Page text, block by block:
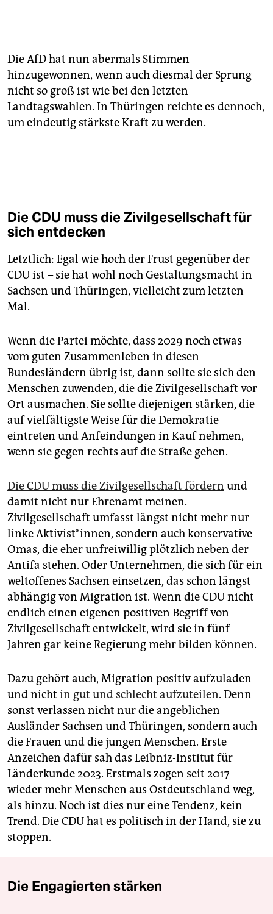
Die AfD hat nun abermals Stimmen
hinzugewonnen, wenn auch diesmal der Sprung
nicht so groß ist wie bei den letzten
Landtagswahlen. In Thüringen reichte es dennoch,
um eindeutig stärkste Kraft zu werden.
Die CDU muss die Zivilgesellschaft für
sich entdecken
Letztlich: Egal wie hoch der Frust gegenüber der
CDU ist – sie hat wohl noch Gestaltungsmacht in
Sachsen und Thüringen, vielleicht zum letzten
Mal.
Wenn die Partei möchte, dass 2029 noch etwas
vom guten Zusammenleben in diesen
Bundesländern übrig ist, dann sollte sie sich den
Menschen zuwenden, die die Zivilgesellschaft vor
Ort ausmachen. Sie sollte diejenigen stärken, die
auf vielfältigste Weise für die Demokratie
eintreten und Anfeindungen in Kauf nehmen,
wenn sie gegen rechts auf die Straße gehen.
Die CDU muss die Zivilgesellschaft fördern und
damit nicht nur Ehrenamt meinen.
Zivilgesellschaft umfasst längst nicht mehr nur
linke Aktivist*innen, sondern auch konservative
Omas, die eher unfreiwillig plötzlich neben der
Antifa stehen. Oder Unternehmen, die sich für ein
weltoffenes Sachsen einsetzen, das schon längst
abhängig von Migration ist. Wenn die CDU nicht
endlich einen eigenen positiven Begriff von
Zivilgesellschaft entwickelt, wird sie in fünf
Jahren gar keine Regierung mehr bilden können.
Dazu gehört auch, Migration positiv aufzuladen
und nicht in gut und schlecht aufzuteilen. Denn
sonst verlassen nicht nur die angeblichen
Ausländer Sachsen und Thüringen, sondern auch
die Frauen und die jungen Menschen. Erste
Anzeichen dafür sah das Leibniz-Institut für
Länderkunde 2023. Erstmals zogen seit 2017
wieder mehr Menschen aus Ostdeutschland weg,
als hinzu. Noch ist dies nur eine Tendenz, kein
Trend. Die CDU hat es politisch in der Hand, sie zu
stoppen.
Die Engagierten stärken